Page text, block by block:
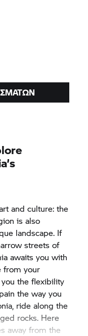
and culture: the
is also
landscape. If
streets of
awaits you with
from your
the flexibility
the way you
ride along the
rocks. Here
away from the